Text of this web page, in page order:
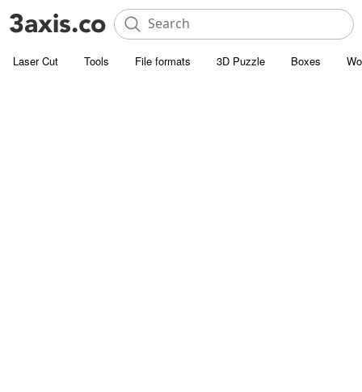
Laser Cut Tools File formats 3D Puzzle Boxes